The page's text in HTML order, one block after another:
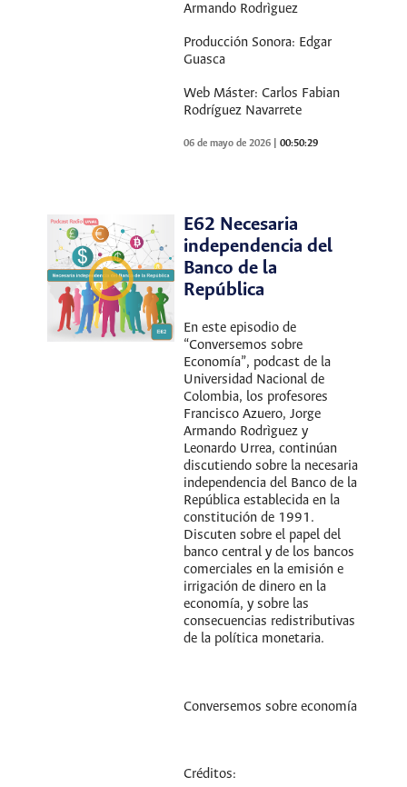
Armando Rodrìguez
Producción Sonora: Edgar
Guasca
Web Máster: Carlos Fabian
Rodríguez Navarrete
06 de mayo de 2026 |00:50:29
E62 Necesaria
independencia del
Banco de la
República
En este episodio de
“Conversemos sobre
Economía”, podcast de la
Universidad Nacional de
Colombia, los profesores
Francisco Azuero, Jorge
Armando Rodrìguez y
Leonardo Urrea, continúan
discutiendo sobre la necesaria
independencia del Banco de la
República establecida en la
constitución de 1991.
Discuten sobre el papel del
banco central y de los bancos
comerciales en la emisión e
irrigación de dinero en la
economía, y sobre las
consecuencias redistributivas
de la política monetaria.
Conversemos sobre economía
Créditos: